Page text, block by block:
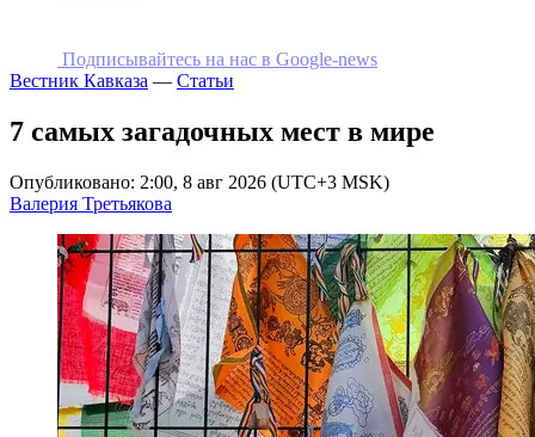
Подписывайтесь на наc в Google-news
Вестник Кавказа — Статьи
7 самых загадочных мест в мире
Опубликовано: 2:00, 8 авг 2026 (UTC+3 MSK)
Валерия Третьякова